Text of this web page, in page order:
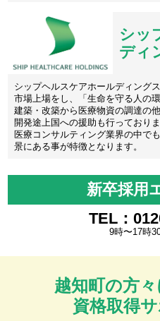
シッ
ディ
シップヘルスケアホールディング
市場上場をし、「生命を守る人の
建築・改築から医療物資の調達の
開発途上国への援助も行っておりま
医療コンサルティング業界の中で
景にある事が特徴となります。
新卒採用
TEL：
9時〜17時
越知町の方
資格取得